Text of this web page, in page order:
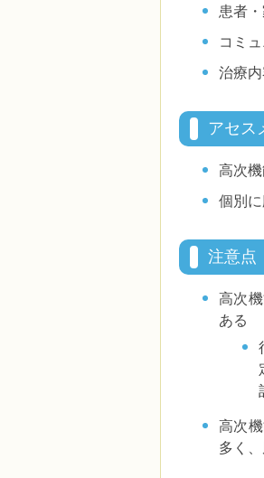
患者
コミ
治療
アセス
高次
個別
注意点
高次
ある
高次
多く